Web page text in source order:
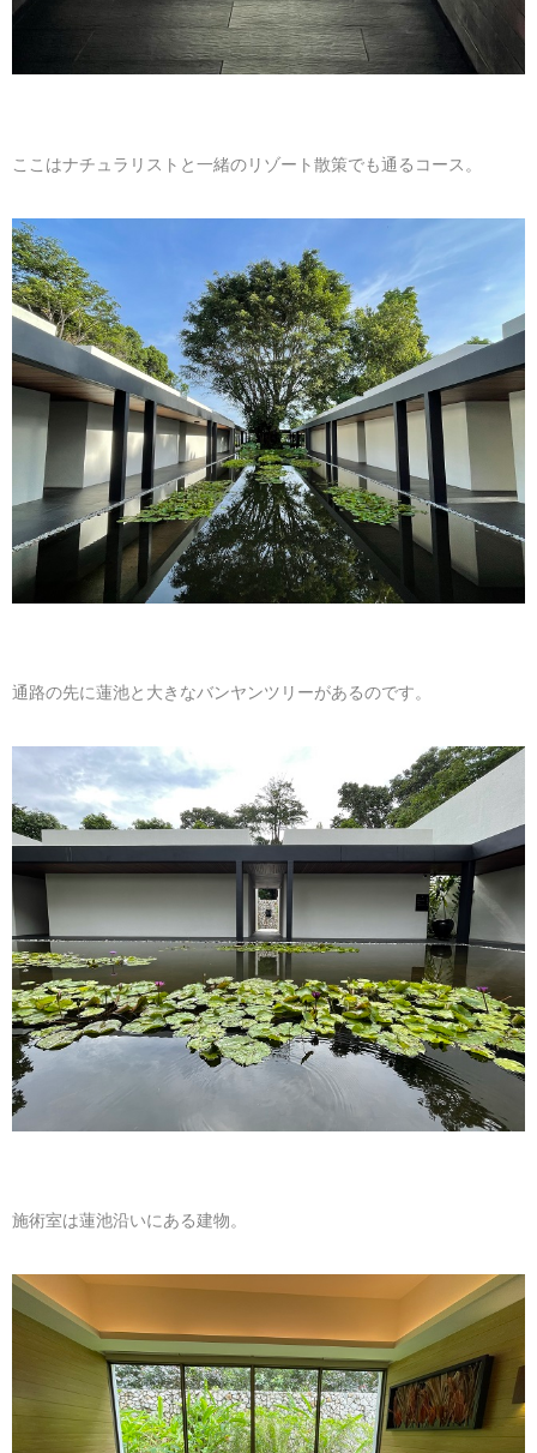
ここはナチュラリストと一緒のリゾート散策でも通るコース。
通路の先に蓮池と大きなバンヤンツリーがあるのです。
施術室は蓮池沿いにある建物。